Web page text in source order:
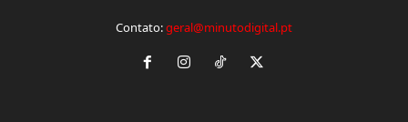
Contato:geral@minutodigital.pt